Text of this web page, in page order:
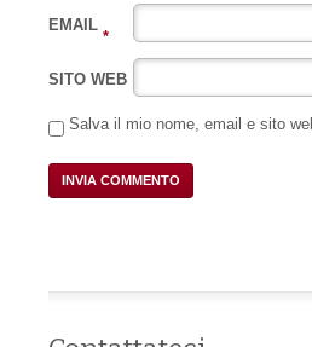
EMAIL
*
SITO WEB
Salva il mio nome, email e sito